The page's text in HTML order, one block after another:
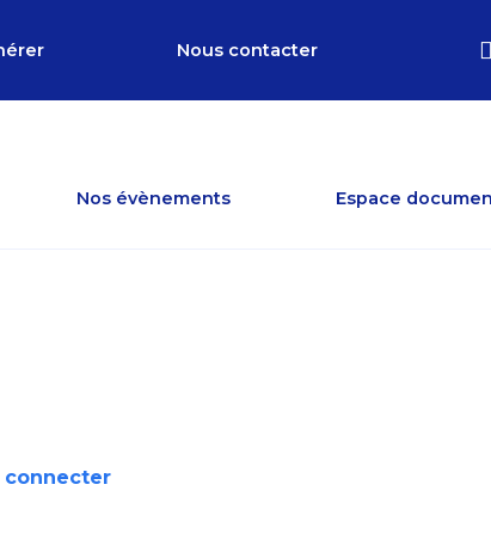
Nous contacter
Nos évènements Espace
connecter